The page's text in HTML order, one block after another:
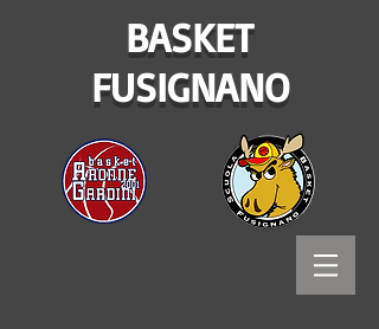
BASKET
FUSIGNANO